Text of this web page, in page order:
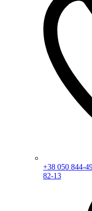
+38 050 844-
82-13